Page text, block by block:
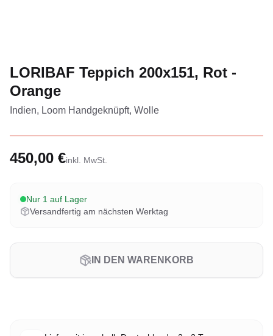
LORIBAF Teppich 200x151, Rot -
Orange
Indien, Loom Handgeknüpft, Wolle
450,00 €inkl. MwSt.
Nur 1 auf Lager
Versandfertig am nächsten Werktag
IN DEN WARENKORB